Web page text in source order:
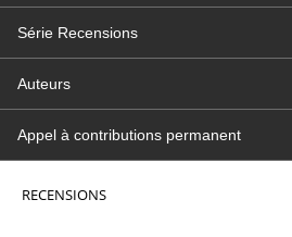
Série Recensions
Auteurs
Appel à contributions permanent
RECENSIONS